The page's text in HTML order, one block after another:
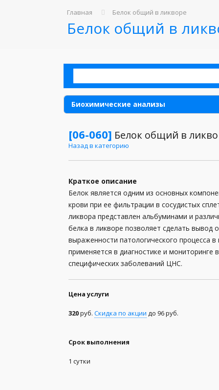
Главная Белок общий в ликворе
Белок общий в
Биохимические анализы
Анализы для детей
Анализы для мужчин
Анализы кала
Анализы мочи
Анализы при беременности
Анализы спермы
Генетические анализы
Заболевания передающиеся половым путем
Иммунология
[06-060] Белок общий в
Назад в категорию
Краткое описание
Белок является одним из основных
крови при ее фильтрации в сосудистых
ликвора представлен альбуминами и
белка в ликворе позволяет сделать вывод
выраженности патологического процесса
применяется в диагностике и мониторинге
специфических заболеваний ЦНС.
Цена услуги
320руб. Скидка по акции до 96 руб.
Срок выполнения
1 сутки